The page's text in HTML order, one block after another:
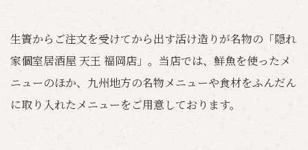
生簀からご注文を受けてから出す活け造りが名物の「隠れ
家個室居酒屋 天王 福岡店」。当店では、鮮魚を使ったメ
ニューのほか、九州地方の名物メニューや食材をふんだん
に取り入れたメニューをご用意しております。